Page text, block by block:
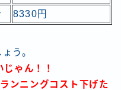
8330円
う。
ゃん！！
ンニングコスト下げた